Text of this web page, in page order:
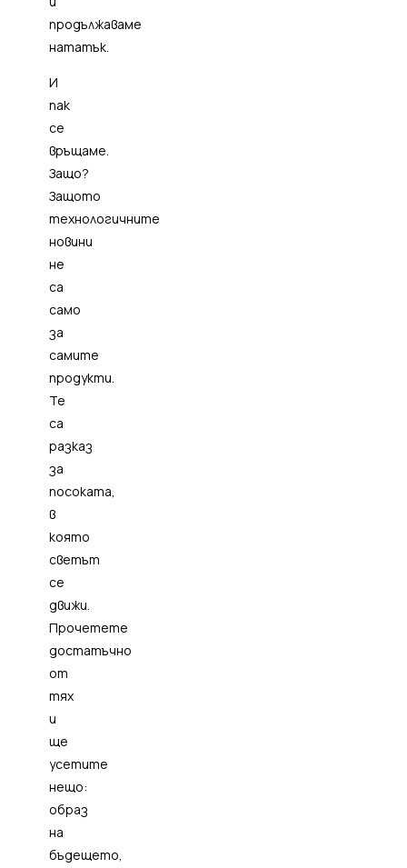
продължаваме
нататък.
И
пак
се
връщаме.
Защо?
Защото
технологичните
новини
не
са
само
за
самите
продукти.
Те
са
разказ
за
посоката,
в
която
светът
се
движи.
Прочетете
достатъчно
от
тях
и
ще
усетите
нещо:
образ
на
бъдещето,